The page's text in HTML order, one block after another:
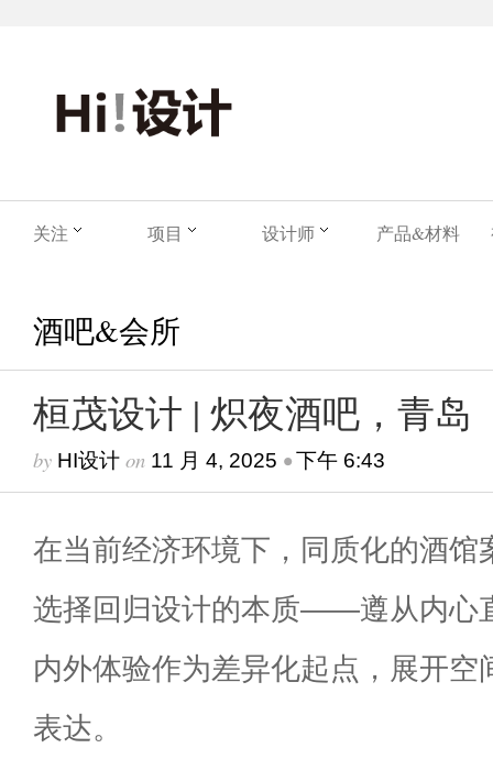
关注 项目 设计师 产品&材料
酒吧&会所
桓茂设计 | 炽夜酒吧，青岛
by HI设计 on 11 月 4, 2025 •下午 6:43
在当前经济环境下，同质化的酒馆
选择回归设计的本质——遵从内心
内外体验作为差异化起点，展开空
表达。